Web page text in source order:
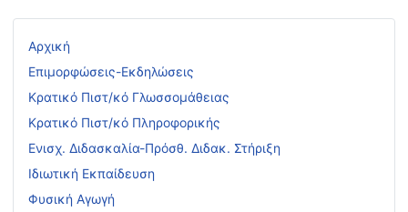
Αρχική
Επιμορφώσεις-Εκδηλώσεις
Κρατικό Πιστ/κό Γλωσσομάθειας
Κρατικό Πιστ/κό Πληροφορικής
Ενισχ. Διδασκαλία-Πρόσθ. Διδακ. Στήριξη
Ιδιωτική Εκπαίδευση
Φυσική Αγωγή